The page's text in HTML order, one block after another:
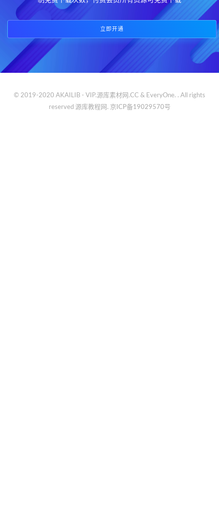
立即开通
© 2019-2020 AKAILIB - VIP.源库素材网.CC & EveryOne. . All rights
reserved 源库教程网. 京ICP备19029570号